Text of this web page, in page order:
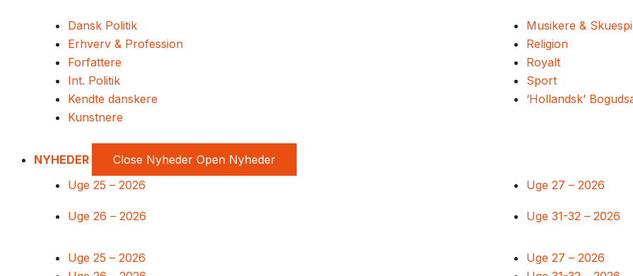
Dansk Politik
Erhverv & Profession
Forfattere
Int. Politik
Kendte danskere
Kunstnere
Musikere &
Religion
Royalt
Sport
‘Hollandsk’
NYHEDER Close Nyheder Open Nyheder
Uge 25 – 2026
Uge 26 – 2026
Uge 27 – 2026
Uge 31-32 – 2026
Uge 25 – 2026
Uge 27 – 2026